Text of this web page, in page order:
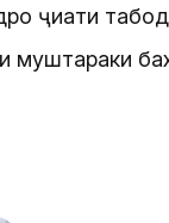
ҷиҳати
муштараки